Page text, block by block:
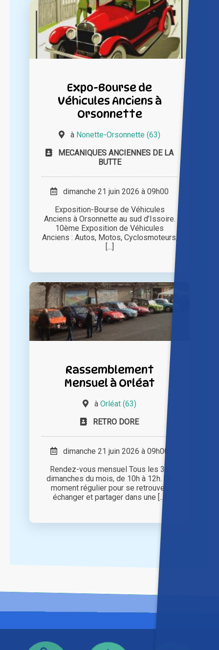
Expo-Bourse de
Véhicules Anciens à
Orsonnette
à Nonette-Orsonnette (63)
MECANIQUES ANCIENNES DE LA
BUTTE
dimanche 21 juin 2026 à 09h00
Exposition-Bourse de Véhicules
Anciens à Orsonnette au sud d’Issoire.
10ème Exposition de Véhicules
Anciens : Autos, Motos, Cyclosmoteurs,
[...]
Rassemblement
Mensuel à Orléat
à Orléat (63)
RETRO DORE
dimanche 21 juin 2026 à 09h00
Rendez-vous mensuel Tous les 3e
dimanches du mois, de 10h à 12h. Un
moment régulier pour se retrouver,
échanger et partager dans une [...]